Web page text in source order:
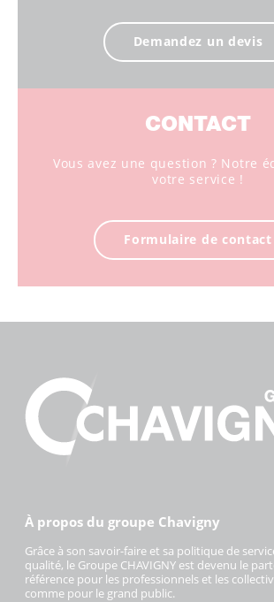
Demandez un devis
CONTACT
Vous avez une question ? Notre
votre service !
Formulaire de contact
À propos du groupe Chavigny
Grâce à son savoir-faire et sa politique de
qualité, le Groupe CHAVIGNY est devenu le
référence pour les professionnels et les
comme pour le grand public.